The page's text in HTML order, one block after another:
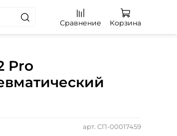
Сравнение Корзина
арт. СП-00017459
Pro